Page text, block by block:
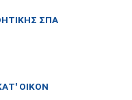
ΣΠΑ
ΟΙΚΟΝ